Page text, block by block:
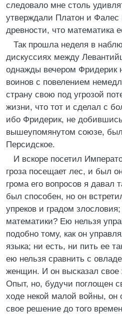
следовало мне столь
утверждали Платон и
древности, что математика
Так прошла неделя в
дискуссиях между
однажды вечером Фридерик
воинов с повелением
страну свою под угрозой
жизни, что тот и сделал с
ибо Фридерик, не
вышеупомянутом союзе, был
Персидское.
И вскоре посетил
гроза посещает лес, и был
грома его вопросов я давал
был способен, но он
упреков и градом
математики? Ею нельзя
подобно тому, как он
языка; ни есть, ни пить ее
ею нельзя сравнить с
женщин. И он высказал свое
Опыт, но, будучи поглощен
ходе некой малой войны, он
свое решение до того